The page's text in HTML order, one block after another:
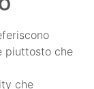
piuttosto che
che